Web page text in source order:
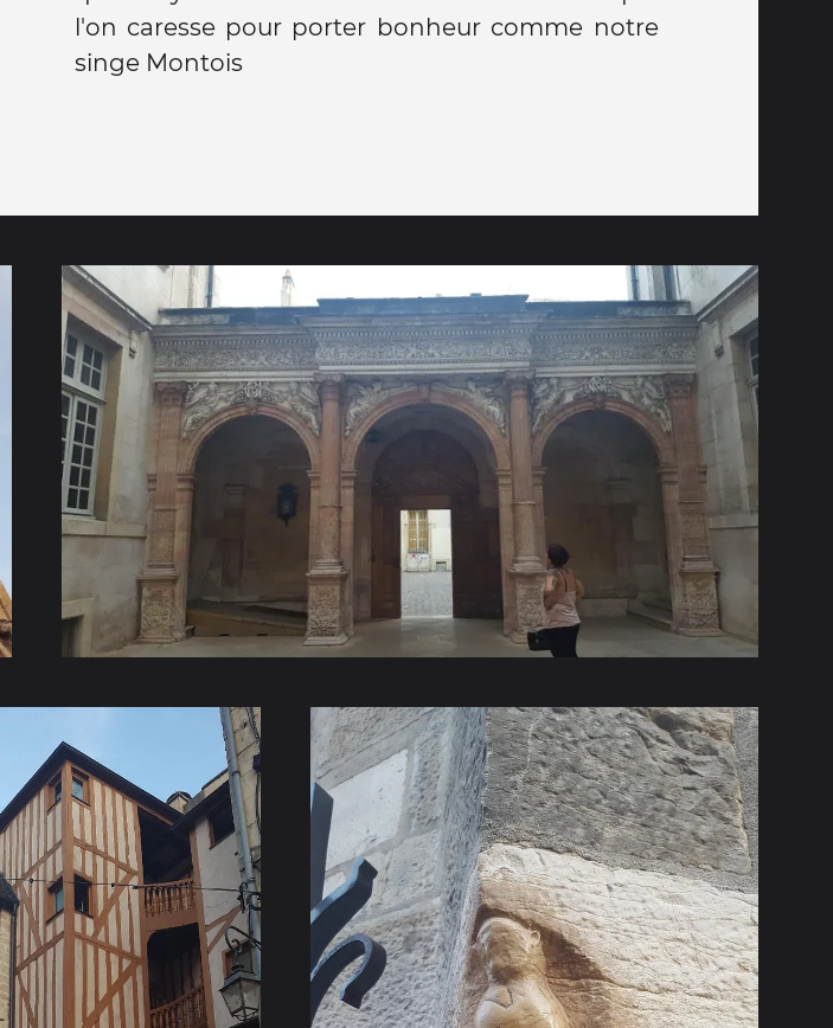
singe Montois